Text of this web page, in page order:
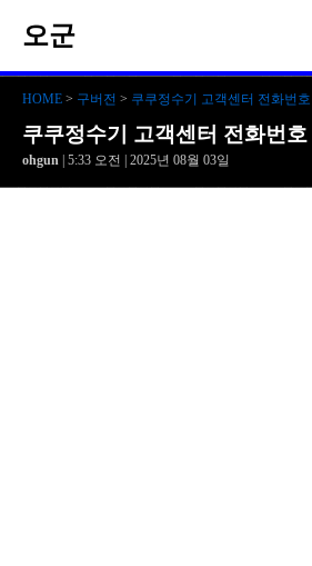
오군
HOME > 구버전 > 쿠쿠정수기 고객센터 전화번호
쿠쿠정수기 고객센터 전화번호
ohgun | 5:33 오전 | 2025년 08월 03일